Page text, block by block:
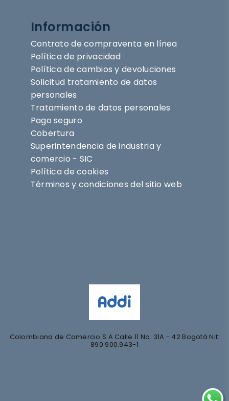
Información
Contrato de compraventa en línea
Política de privacidad
Política de cambios y devoluciones
Solicitud tratamiento de datos
personales
Tratamiento de datos personales
Pago seguro
Cobertura
Superintendencia de industria y
comercio - SIC
Política de cookies
Términos y condiciones del sitio web
Colombiana de Comercio S.A Calle 11 No. 31A - 42 Bogotá Nit:
890.900.943-1